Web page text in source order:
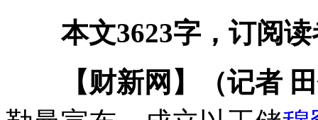
本文3623字，订阅
【财新网】（记者